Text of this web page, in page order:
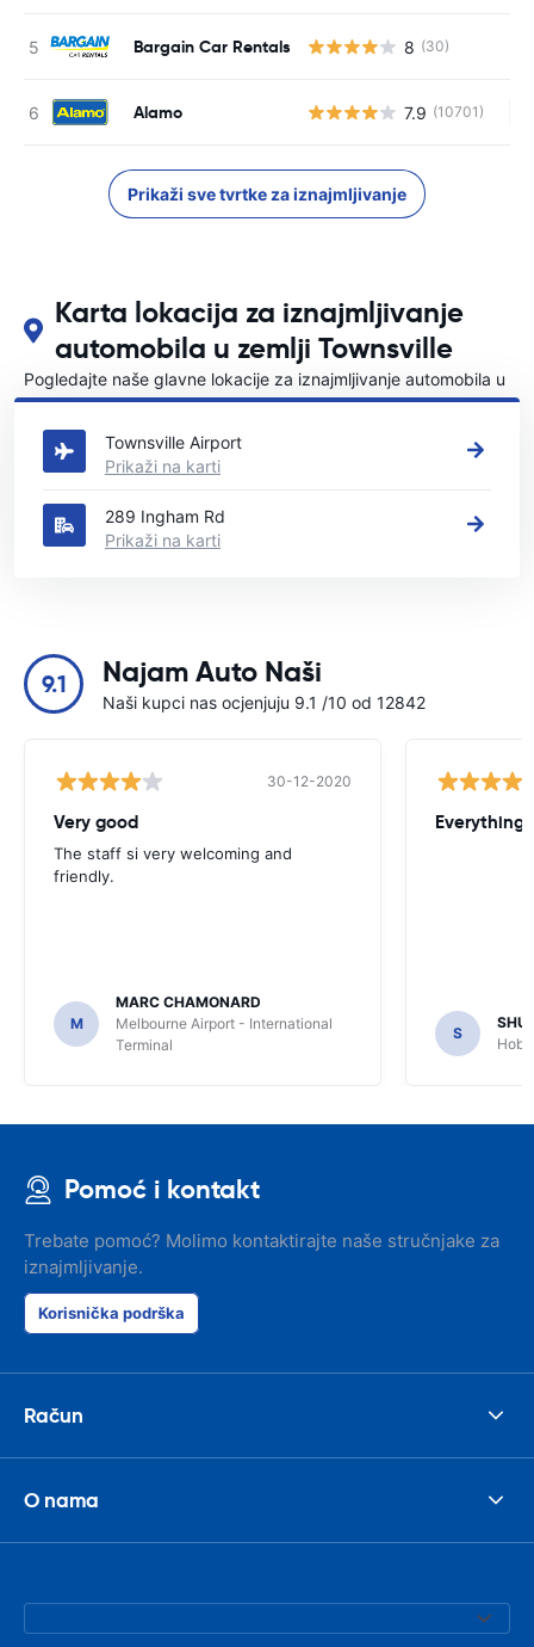
Bargain Car Rentals 8 (30)
Alamo 7.9 (10701)
Prikaži sve tvrtke za iznajmljivanje
Karta lokacija za iznajmljivanje
automobila u zemlji Townsville
Pogledajte naše glavne lokacije za iznajmljivanje automobila u
Townsville
Townsville Airport
Prikaži na karti
289 Ingham Rd
Prikaži na karti
9.1 Najam Auto Naši
Naši kupci nas ocjenjuju 9.1 /10 od 12842
30-12-2020
Very good
The staff si very welcoming and
friendly.
M
MARC CHAMONARD
Melbourne Airport - International
Terminal
Everything
S
Pomoć i kontakt
Trebate pomoć? Molimo kontaktirajte naše stručnjake za
iznajmljivanje.
Korisnička podrška
Račun
O nama